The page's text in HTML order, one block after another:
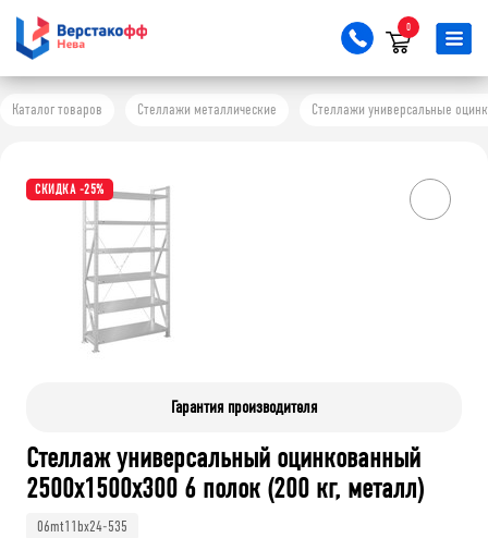
0
Каталог товаров Стеллажи металлические Стеллажи универсальные
СКИДКА -25%
Гарантия производителя
Стеллаж универсальный оцинкованный
2500x1500x300 6 полок (200 кг, металл)
06mt11bx24-535